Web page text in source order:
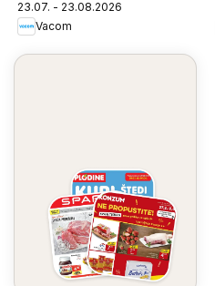
23.07. - 23.08.2026
Vacom